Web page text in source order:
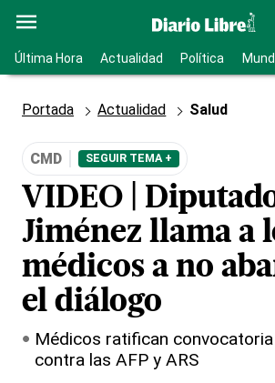
Última Hora Actualidad Política
Portada Actualidad Salud
CMD SEGUIR TEMA +
VIDEO |
Jiménez llama a
médicos a no
el diálogo
Médicos ratifican
contra las AFP y ARS